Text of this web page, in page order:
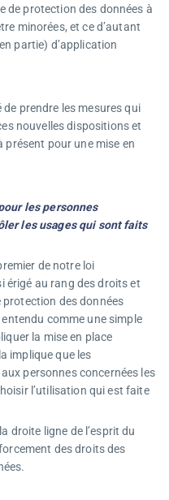
de protection des données à
minorées, et ce d’autant
partie) d’application
prendre les mesures qui
nouvelles dispositions et
présent pour une mise en
les personnes
les usages qui sont faits
de notre loi
érigé au rang des droits et
protection des données
comme une simple
la mise en place
implique que les
personnes concernées les
l’utilisation qui est faite
droite ligne de l’esprit du
des droits des